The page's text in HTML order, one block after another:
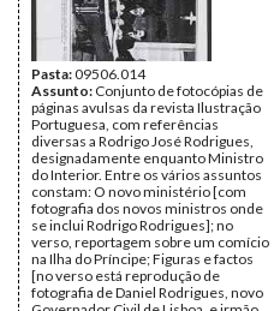
Pasta:09506.014
Assunto: Conjunto de fotocópias de
páginas avulsas da revista Ilustração
Portuguesa, com referências
diversas a Rodrigo José Rodrigues,
designadamente enquanto Ministro
do Interior. Entre os vários assuntos
constam: O novo ministério [com
fotografia dos novos ministros onde
se inclui Rodrigo Rodrigues]; no
verso, reportagem sobre um comício
na Ilha do Príncipe; Figuras e factos
[no verso está reprodução de
fotografia de Daniel Rodrigues, novo